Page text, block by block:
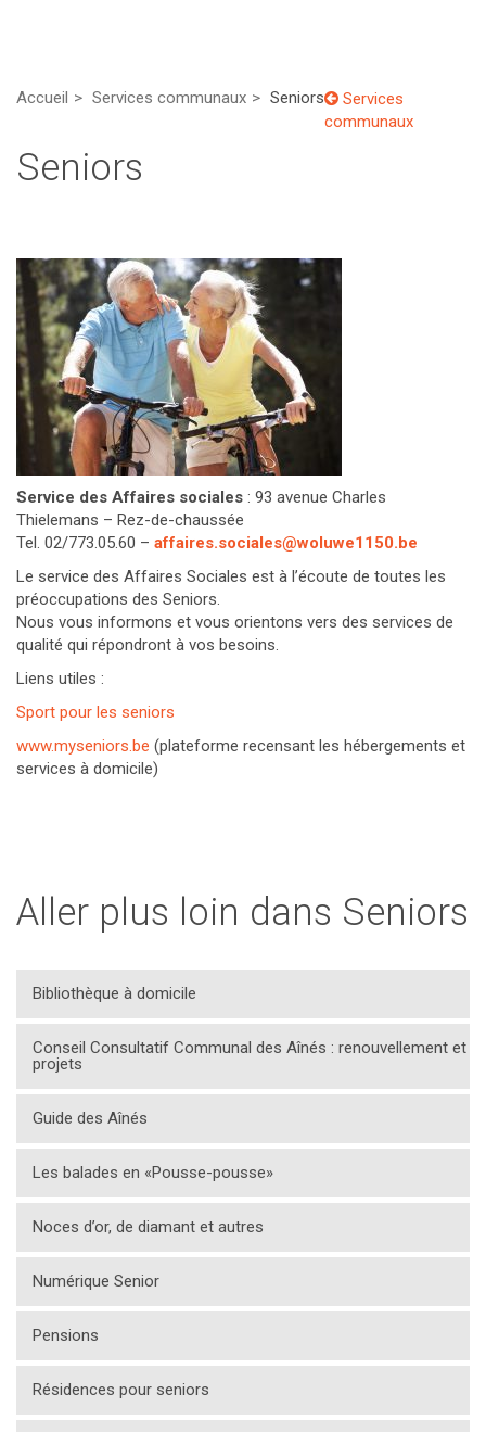
Accueil Services communaux Seniors
Services
communaux
Seniors
Service des Affaires sociales : 93 avenue Charles
Thielemans – Rez-de-chaussée
Tel. 02/773.05.60 – affaires.sociales@woluwe1150.be
Le service des Affaires Sociales est à l’écoute de toutes les
préoccupations des Seniors.
Nous vous informons et vous orientons vers des services de
qualité qui répondront à vos besoins.
Liens utiles :
Sport pour les seniors
www.myseniors.be (plateforme recensant les hébergements et
services à domicile)
Aller plus loin dans Seniors
Bibliothèque à domicile
Conseil Consultatif Communal des Aînés : renouvellement et
projets
Guide des Aînés
Les balades en «Pousse-pousse»
Noces d’or, de diamant et autres
Numérique Senior
Pensions
Résidences pour seniors